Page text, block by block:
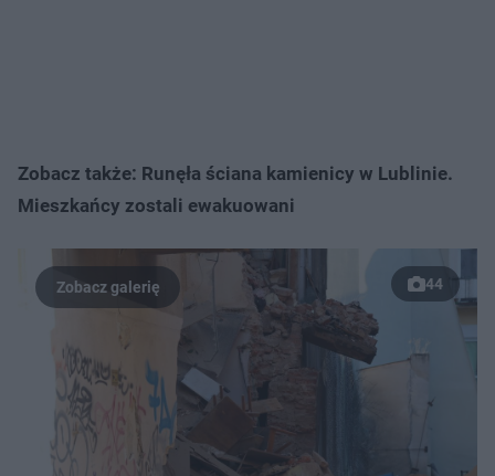
Zobacz także: Runęła ściana kamienicy w Lublinie.
Mieszkańcy zostali ewakuowani
44